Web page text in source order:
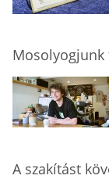
Mosolyogjunk
A szakítást